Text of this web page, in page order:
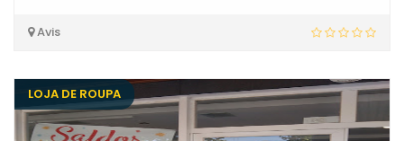
Avis
LOJA DE ROUPA